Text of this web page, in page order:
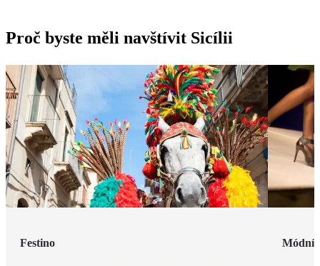
Proč byste měli navštívit Sicílii
Festino Módní